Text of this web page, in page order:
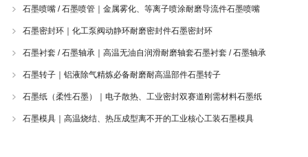
石墨喷嘴 / 石墨喷管｜金属雾化、等离子喷涂耐磨导流件石墨喷嘴
石墨密封环｜化工泵阀动静环耐磨密封件石墨密封环
石墨衬套 / 石墨轴承｜高温无油自润滑耐磨轴套石墨衬套 / 石墨轴承
石墨转子｜铝液除气精炼必备耐磨耐高温部件石墨转子
石墨纸（柔性石墨）｜电子散热、工业密封双赛道刚需材料石墨纸
石墨模具｜高温烧结、热压成型离不开的工业核心工装石墨模具